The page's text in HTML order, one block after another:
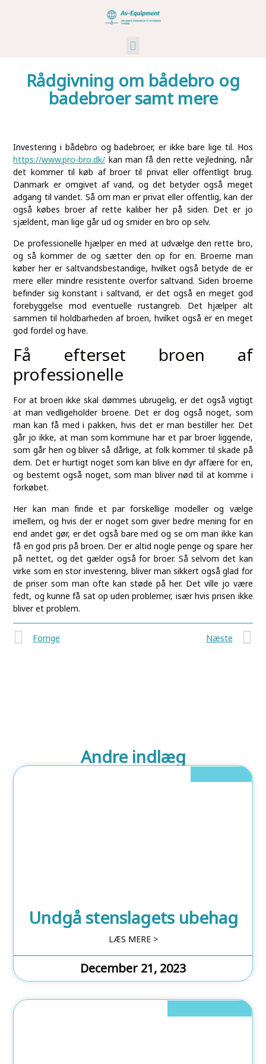
Rådgivning om bådebro og
badebroer samt mere
Investering i bådebro og badebroer, er ikke bare lige til. Hos
https://www.pro-bro.dk/ kan man få den rette vejledning, når
det kommer til køb af broer til privat eller offentligt brug.
Danmark er omgivet af vand, og det betyder også meget
adgang til vandet. Så om man er privat eller offentlig, kan der
også købes broer af rette kaliber her på siden. Det er jo
sjældent, man lige går ud og smider en bro op selv.
De professionelle hjælper en med at udvælge den rette bro,
og så kommer de og sætter den op for en. Broerne man
køber her er saltvandsbestandige, hvilket også betyde de er
mere eller mindre resistente overfor saltvand. Siden broerne
befinder sig konstant i saltvand, er det også en meget god
forebyggelse mod eventuelle rustangreb. Det hjælper alt
sammen til holdbarheden af broen, hvilket også er en meget
god fordel og have.
Få efterset broen af
professionelle
For at broen ikke skal dømmes ubrugelig, er det også vigtigt
at man vedligeholder broene. Det er dog også noget, som
man kan få med i pakken, hvis det er man bestiller her. Det
går jo ikke, at man som kommune har et par broer liggende,
som går hen og bliver så dårlige, at folk kommer til skade på
dem. Det er hurtigt noget som kan blive en dyr affære for en,
og bestemt også noget, som man bliver nød til at komme i
forkøbet.
Her kan man finde et par forskellige modeller og vælge
imellem, og hvis der er noget som giver bedre mening for en
end andet gør, er det også bare med og se om man ikke kan
få en god pris på broen. Der er altid nogle penge og spare her
på nettet, og det gælder også for broer. Så selvom det kan
virke som en stor investering, bliver man sikkert også glad for
de priser som man ofte kan støde på her. Det ville jo være
fedt, og kunne få sat op uden problemer, især hvis prisen ikke
bliver et problem.
Forrige Næste
Andre indlæg
Undgå stenslagets ubehag
LÆS MERE >
December 21, 2023